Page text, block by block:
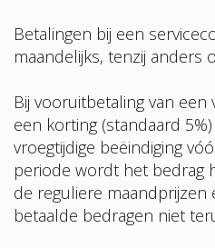
Betalingen bij een
maandelijks, tenzij anders
Bij vooruitbetaling van een
een korting (standaard
vroegtijdige beëindiging
periode wordt het bedrag
de reguliere
betaalde bedragen niet